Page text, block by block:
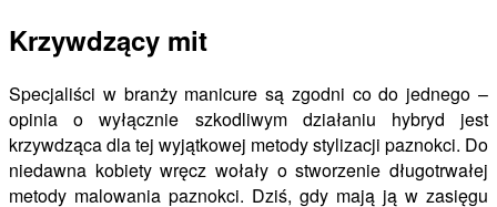
Krzywdzący mit
Specjaliści w branży manicure są zgodni co do jednego –
opinia o wyłącznie szkodliwym działaniu hybryd jest
krzywdząca dla tej wyjątkowej metody stylizacji paznokci. Do
niedawna kobiety wręcz wołały o stworzenie długotrwałej
metody malowania paznokci. Dziś, gdy mają ją w zasięgu